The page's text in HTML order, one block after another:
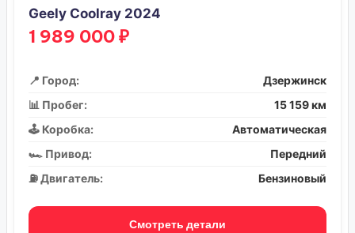
Geely Coolray 2024
1 989 000 ₽
📍 Город:
Дзержинск
📊 Пробег:
15 159 км
🕹️ Коробка:
Автоматическая
🏎️ Привод:
Передний
⛽ Двигатель:
Бензиновый
Смотреть детали